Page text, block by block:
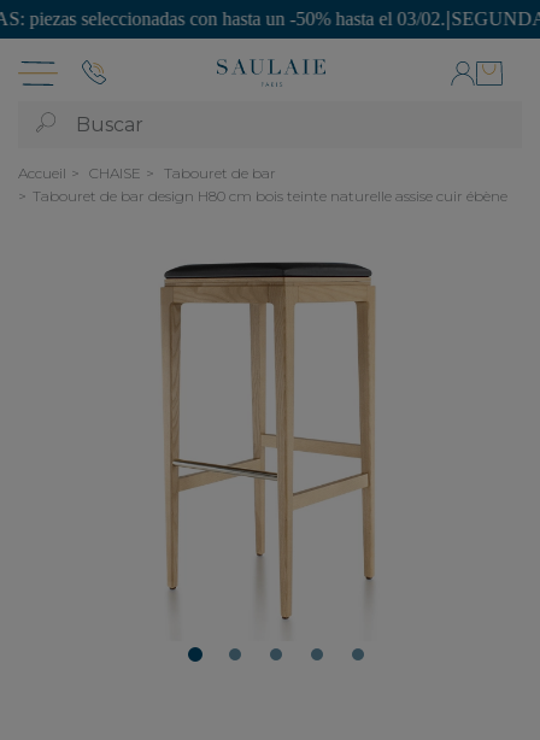
seleccionadas con hasta un -50% hasta el 03/02.|SEGUNDA
Buscar
Accueil CHAISE
Tabouret de bar
Tabouret de bar design H80 cm bois teinte naturelle assise cuir ébène
1 2 3 4 5